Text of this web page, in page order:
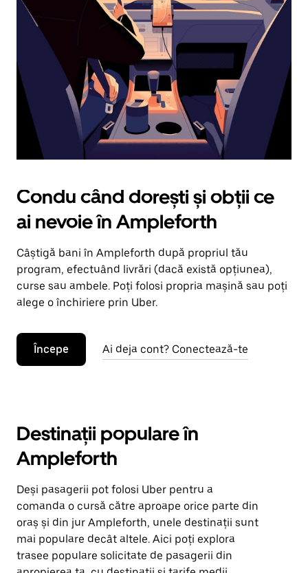
în
jos.
Închide
calendarul
apăsând
pe
butonul
Escape.
Condu când dorești și obții ce
ai nevoie în Ampleforth
Câștigă bani în Ampleforth după propriul tău
program, efectuând livrări (dacă există opțiunea),
curse sau ambele. Poți folosi propria mașină sau poți
alege o închiriere prin Uber.
Începe Ai deja cont? Conectează-te
Destinații populare în
Ampleforth
Deși pasagerii pot folosi Uber pentru a
comanda o cursă către aproape orice parte din
oraș și din jur Ampleforth, unele destinații sunt
mai populare decât altele. Aici poți explora
trasee populare solicitate de pasagerii din